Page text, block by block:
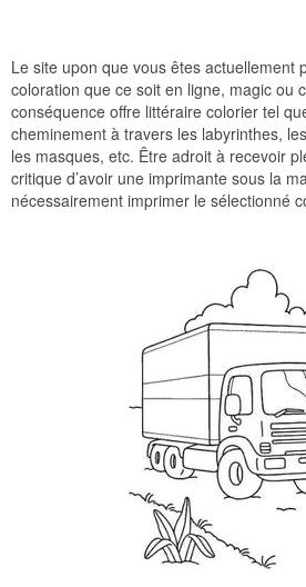
Le site upon que vous êtes actuellement
coloration que ce soit en ligne, magic ou
conséquence offre littéraire colorier tel
cheminement à travers les labyrinthes,
les masques, etc. Être adroit à recevoir
critique d’avoir une imprimante sous la
nécessairement imprimer le sélectionné